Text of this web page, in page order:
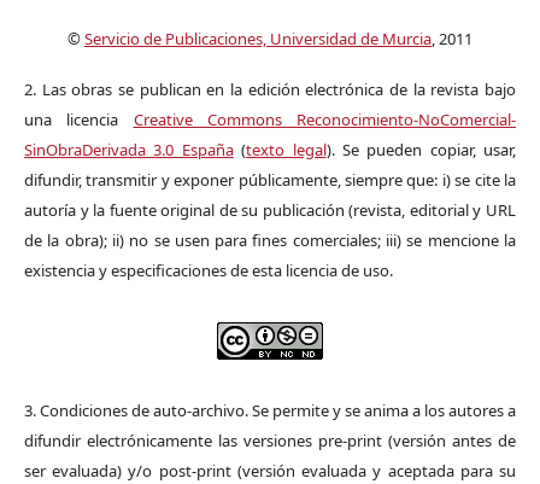
©Servicio de Publicaciones, Universidad de Murcia, 2011
2. Las obras se publican en la edición electrónica de la revista bajo
una licencia Creative Commons Reconocimiento-NoComercial-
SinObraDerivada 3.0 España(texto legal). Se pueden copiar, usar,
difundir, transmitir y exponer públicamente, siempre que: i) se cite la
autoría y la fuente original de su publicación (revista, editorial y URL
de la obra); ii) no se usen para fines comerciales; iii) se mencione la
existencia y especificaciones de esta licencia de uso.
3. Condiciones de auto-archivo. Se permite y se anima a los autores a
difundir electrónicamente las versiones pre-print (versión antes de
ser evaluada) y/o post-print (versión evaluada y aceptada para su